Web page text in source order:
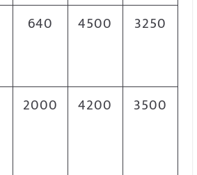
640 4500 3250
2000 4200 3500